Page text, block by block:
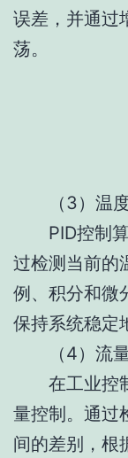
误差，并通过
荡。
（3）温
PID控制
过检测当前的
例、积分和微
保持系统稳定
（4）流
在工业控
量控制。通过
间的差别，根